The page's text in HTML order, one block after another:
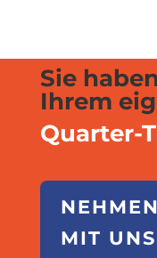
Sie
Ihrem
Quarter-
MIT